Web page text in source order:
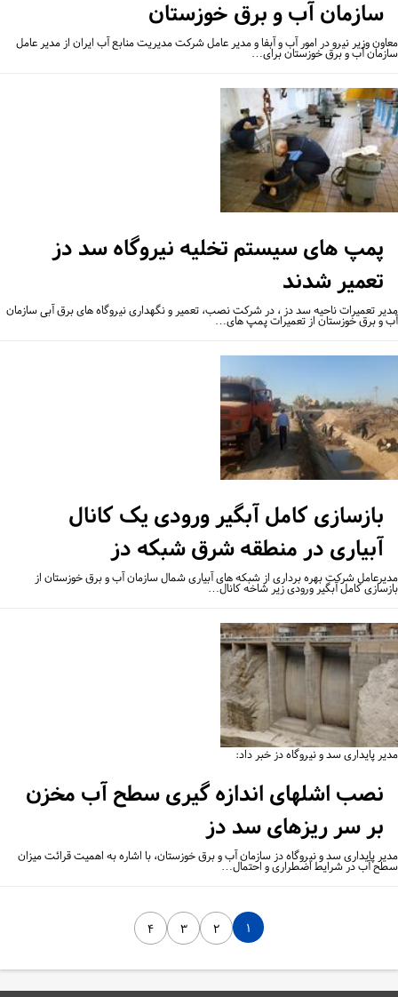
سازمان آب و برق خوزستان
وزیر نیرو در امور آب و آبفا و مدیر عامل شرکت مدیریت منابع آب ایران از مدیر عامل
آب و برق خوزستان برای…
پمپ های سیستم تخلیه نیروگاه سد دز
تعمیر شدند
تعمیرات ناحیه سد دز ، در شرکت نصب، تعمیر و نگهداری نیروگاه های برق آبی سازمان
و برق خوزستان از تعمیرات پمپ های…
بازسازی کامل آبگیر ورودی یک کانال
آبیاری در منطقه شرق شبکه دز
شرکت بهره برداری از شبکه های آبیاری شمال سازمان آب و برق خوزستان از
کامل آبگیر ورودی زیر شاخه کانال…
پایداری سد و نیروگاه دز خبر داد:
نصب اشلهای اندازه گیری سطح آب مخزن
بر سر ریزهای سد دز
پایداری سد و نیروگاه دز سازمان آب و برق خوزستان، با اشاره به اهمیت قرائت میزان
آب در شرایط اضطراری و احتمال…